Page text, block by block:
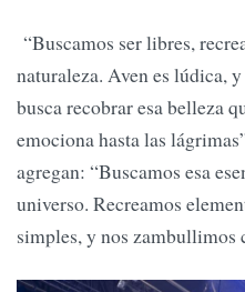
“Buscamos ser libres,
naturaleza. Aven es lúdica,
busca recobrar esa belleza
emociona hasta las
agregan: “Buscamos esa
universo. Recreamos
simples, y nos zambullimos